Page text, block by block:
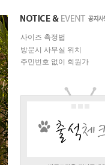
사이즈 측정법
방문시 사무실 위치
주민번호 없이 회원가